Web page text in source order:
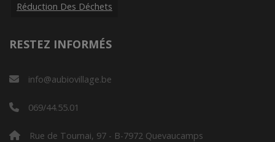
Réduction Des Déchets
RESTEZ INFORMÉS
info@aubiovillage.be
069/44.55.01
Rue de Tournai, 97 - B-7972 Quevaucamps